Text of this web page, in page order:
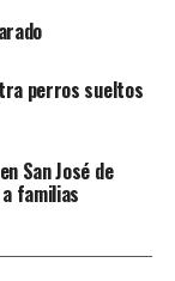
perros sueltos
San José de
familias